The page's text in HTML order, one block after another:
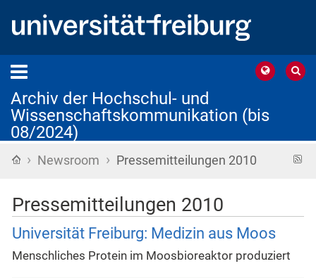
Archiv der Hochschul- und
Wissenschaftskommunikation (bis
08/2024)
Startseite
› Newsroom › Pressemitteilungen 2010
Pressemitteilungen 2010
Universität Freiburg: Medizin aus Moos
Menschliches Protein im Moosbioreaktor produziert